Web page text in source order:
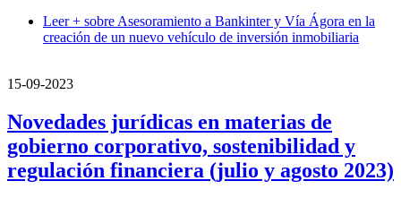
Leer + sobre Asesoramiento a Bankinter y Vía Ágora en la
creación de un nuevo vehículo de inversión inmobiliaria
15-09-2023
Novedades jurídicas en materias de
gobierno corporativo, sostenibilidad y
regulación financiera (julio y agosto 2023)